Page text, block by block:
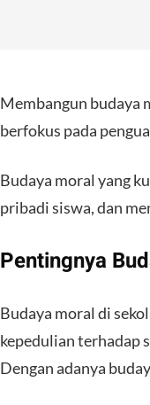
Membangun budaya
berfokus pada
Budaya moral yang
pribadi siswa, dan
Pentingnya
Budaya moral di
kepedulian terhadap
Dengan adanya